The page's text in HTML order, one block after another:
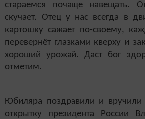
стараемся почаще навещать.
скучает. Отец у нас всегда в
картошку сажает по-своему,
перевернёт глазками кверху и
хороший урожай. Даст бог
отметим.
Юбиляра поздравили и вручили
открытку президента России